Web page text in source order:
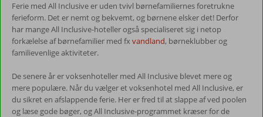
Ferie med All Inclusive er uden tvivl børnefamiliernes foretrukne
ferieform. Det er nemt og bekvemt, og børnene elsker det! Derfor
har mange All Inclusive-hoteller også specialiseret sig i netop
forkælelse af børnefamilier med fx vandland, børneklubber og
familievenlige aktiviteter.
De senere år er voksenhoteller med All Inclusive blevet mere og
mere populære. Når du vælger et voksenhotel med All Inclusive, er
du sikret en afslappende ferie. Her er fred til at slappe af ved poolen
og læse gode bøger, og All Inclusive-programmet kræser for de